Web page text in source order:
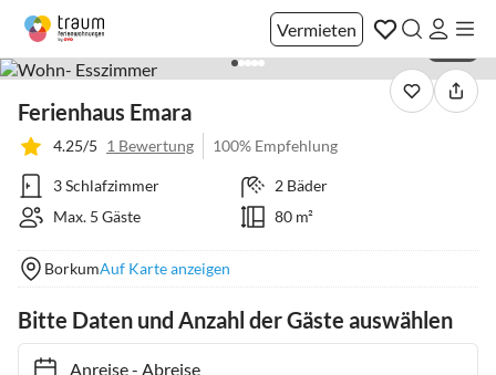
Vermieten
Ferienhaus Emara
4.25/5 1 Bewertung 100% Empfehlung
3 Schlafzimmer
2 Bäder
Max. 5 Gäste
80 m²
BorkumAuf Karte anzeigen
Bitte Daten und Anzahl der Gäste auswählen
Anreise- Abreise